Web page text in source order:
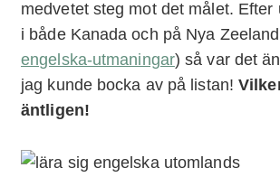
medvetet steg mot det målet. Efter
i både Kanada och på Nya
engelska-utmaningar) så var det
jag kunde bocka av på listan!
äntligen!